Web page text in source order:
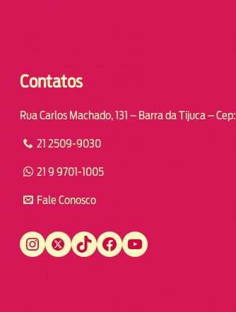
Contatos
Rua Carlos Machado, 131 – Barra da Tijuca –
21 2509-9030
21 9 9701-1005
Fale Conosco
Instagram Twitter TikTok Facebook YouTube